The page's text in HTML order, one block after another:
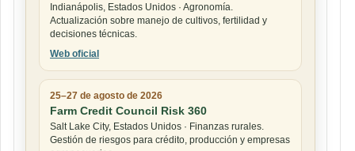
Indianápolis, Estados Unidos · Agronomía.
Actualización sobre manejo de cultivos, fertilidad y
decisiones técnicas.
Web oficial
25–27 de agosto de 2026
Farm Credit Council Risk 360
Salt Lake City, Estados Unidos · Finanzas rurales.
Gestión de riesgos para crédito, producción y empresas